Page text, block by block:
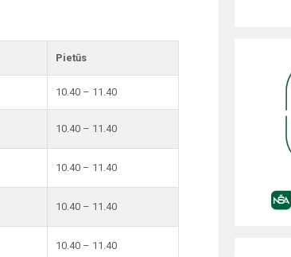
Pietūs
10.40 – 11.40
10.40 – 11.40
10.40 – 11.40
10.40 – 11.40
10.40 – 11.40